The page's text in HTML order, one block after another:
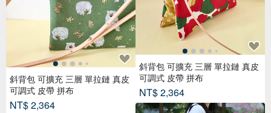
斜背包 可擴充 三層 單拉鏈 真皮
可調式 皮帶 拼布
NT$ 2,364
斜背包 可擴充 三層 單拉鏈 真皮
可調式 皮帶 拼布
NT$ 2,364